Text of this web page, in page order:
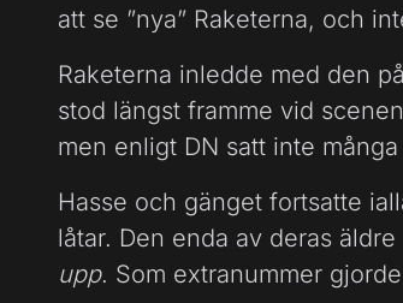
att se ”nya” Raketerna, och
Raketerna inledde med den
stod längst framme vid
men enligt DN satt inte
Hasse och gänget fortsatte
låtar. Den enda av deras
upp. Som extranummer